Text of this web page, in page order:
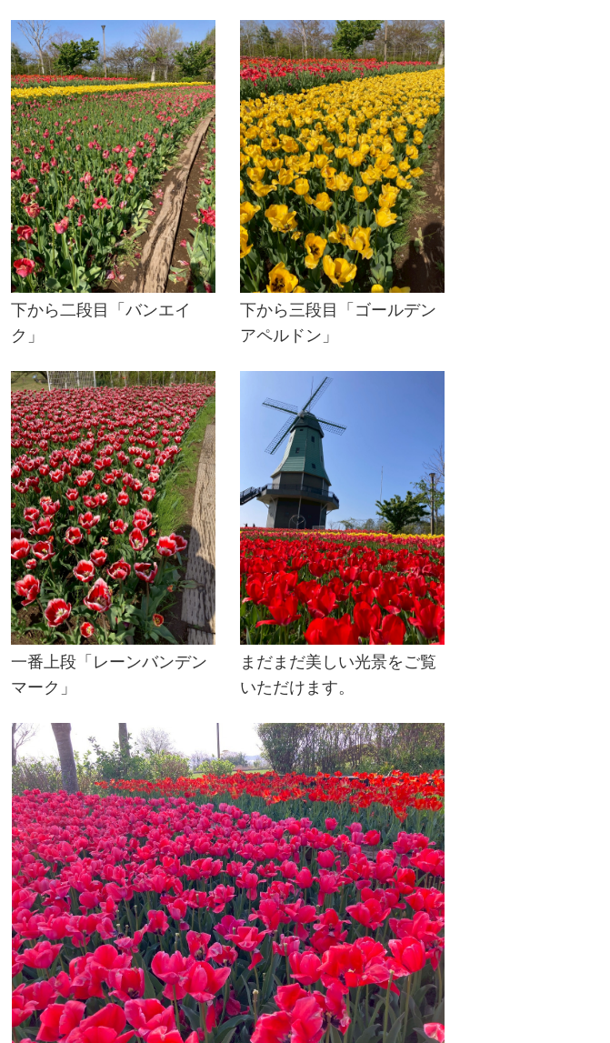
下から二段目「バンエイ
ク」
下から三段目「ゴールデン
アペルドン」
一番上段「レーンバンデン
マーク」
まだまだ美しい光景をご覧
いただけます。